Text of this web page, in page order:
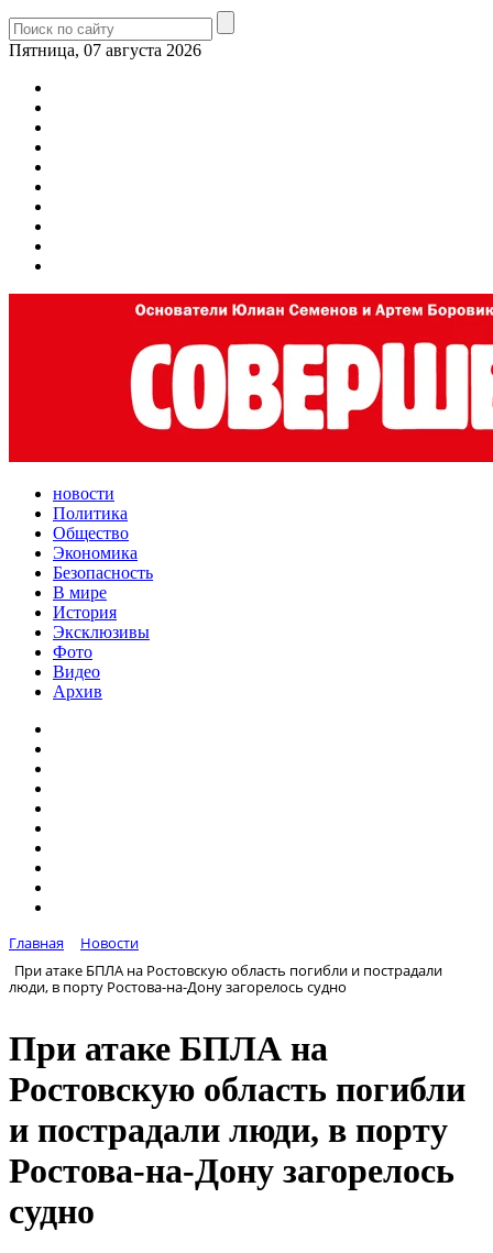
Пятница, 07 августа 2026
новости
Политика
Общество
Экономика
Безопасность
В мире
История
Эксклюзивы
Фото
Видео
Архив
Главная
Новости
При атаке БПЛА на Ростовскую область погибли и пострадали
люди, в порту Ростова-на-Дону загорелось судно
При атаке БПЛА на
Ростовскую область погибли
и пострадали люди, в порту
Ростова-на-Дону загорелось
судно